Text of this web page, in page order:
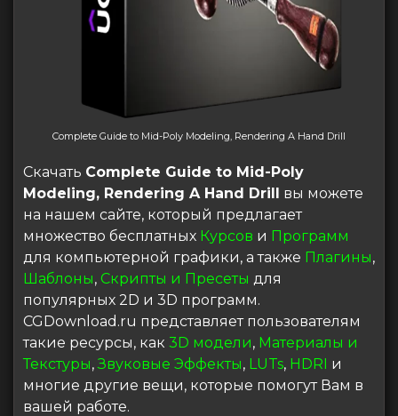
Complete Guide to Mid-Poly Modeling, Rendering A Hand Drill
Скачать Complete Guide to Mid-Poly
Modeling, Rendering A Hand Drill вы можете
на нашем сайте, который предлагает
множество бесплатных Курсов и Программ
для компьютерной графики, а также Плагины,
Шаблоны, Скрипты и Пресеты для
популярных 2D и 3D программ.
CGDownload.ru представляет пользователям
такие ресурсы, как 3D модели, Материалы и
Текстуры,Звуковые Эффекты, LUTs, HDRI и
многие другие вещи, которые помогут Вам в
вашей работе.